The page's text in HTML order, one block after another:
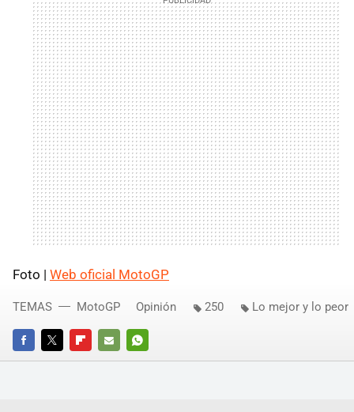
Foto | Web oficial MotoGP
FACEBOOKTWITTERFLIPBOARD
E-
WHATSAPP
TEMAS MotoGP Opinión 250 Lo mejor y lo peor